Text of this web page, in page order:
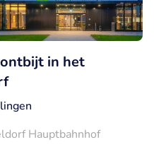
in het
Hauptbahnhof